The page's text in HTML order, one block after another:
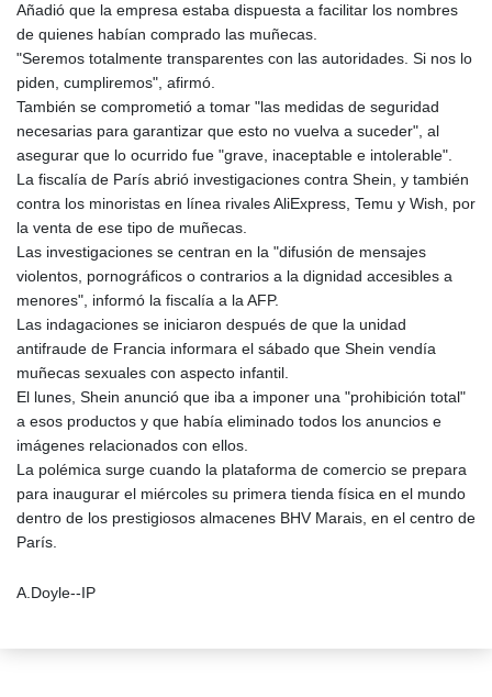
Añadió que la empresa estaba dispuesta a facilitar los nombres
de quienes habían comprado las muñecas.
"Seremos totalmente transparentes con las autoridades. Si nos lo
piden, cumpliremos", afirmó.
También se comprometió a tomar "las medidas de seguridad
necesarias para garantizar que esto no vuelva a suceder", al
asegurar que lo ocurrido fue "grave, inaceptable e intolerable".
La fiscalía de París abrió investigaciones contra Shein, y también
contra los minoristas en línea rivales AliExpress, Temu y Wish, por
la venta de ese tipo de muñecas.
Las investigaciones se centran en la "difusión de mensajes
violentos, pornográficos o contrarios a la dignidad accesibles a
menores", informó la fiscalía a la AFP.
Las indagaciones se iniciaron después de que la unidad
antifraude de Francia informara el sábado que Shein vendía
muñecas sexuales con aspecto infantil.
El lunes, Shein anunció que iba a imponer una "prohibición total"
a esos productos y que había eliminado todos los anuncios e
imágenes relacionados con ellos.
La polémica surge cuando la plataforma de comercio se prepara
para inaugurar el miércoles su primera tienda física en el mundo
dentro de los prestigiosos almacenes BHV Marais, en el centro de
París.
A.Doyle--IP